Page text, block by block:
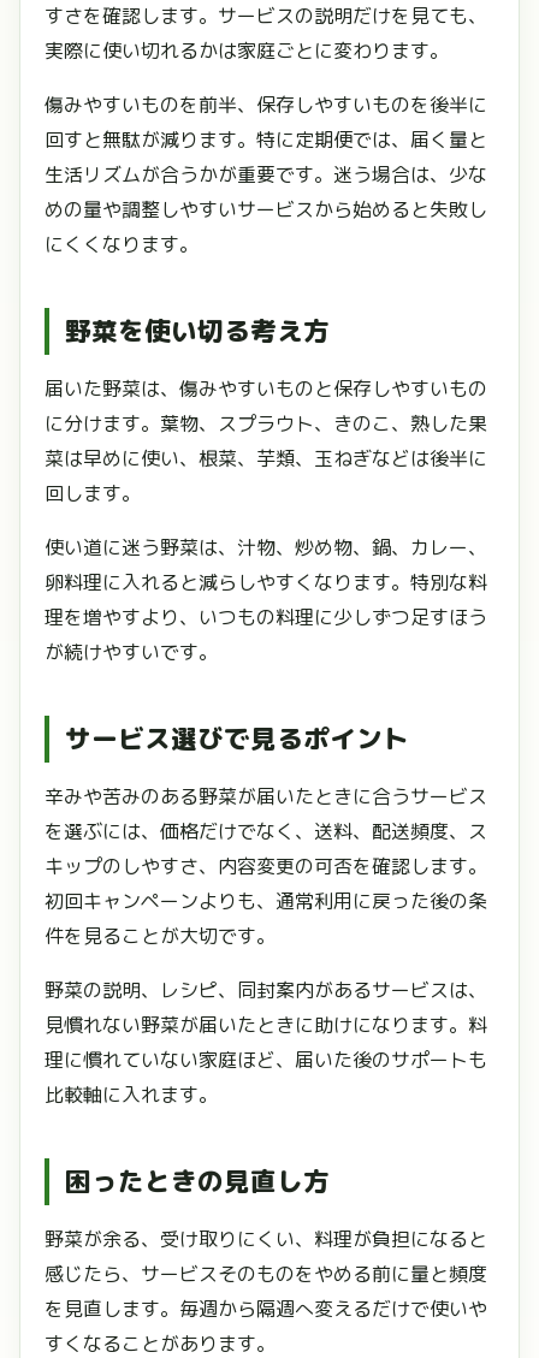
すさを確認します。サービスの説明だけを見ても、
実際に使い切れるかは家庭ごとに変わります。
傷みやすいものを前半、保存しやすいものを後半に
回すと無駄が減ります。特に定期便では、届く量と
生活リズムが合うかが重要です。迷う場合は、少な
めの量や調整しやすいサービスから始めると失敗し
にくくなります。
野菜を使い切る考え方
届いた野菜は、傷みやすいものと保存しやすいもの
に分けます。葉物、スプラウト、きのこ、熟した果
菜は早めに使い、根菜、芋類、玉ねぎなどは後半に
回します。
使い道に迷う野菜は、汁物、炒め物、鍋、カレー、
卵料理に入れると減らしやすくなります。特別な料
理を増やすより、いつもの料理に少しずつ足すほう
が続けやすいです。
サービス選びで見るポイント
辛みや苦みのある野菜が届いたときに合うサービス
を選ぶには、価格だけでなく、送料、配送頻度、ス
キップのしやすさ、内容変更の可否を確認します。
初回キャンペーンよりも、通常利用に戻った後の条
件を見ることが大切です。
野菜の説明、レシピ、同封案内があるサービスは、
見慣れない野菜が届いたときに助けになります。料
理に慣れていない家庭ほど、届いた後のサポートも
比較軸に入れます。
困ったときの見直し方
野菜が余る、受け取りにくい、料理が負担になると
感じたら、サービスそのものをやめる前に量と頻度
を見直します。毎週から隔週へ変えるだけで使いや
すくなることがあります。